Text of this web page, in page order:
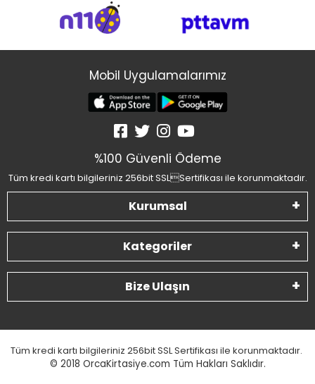
Mobil Uygulamalarımız
%100 Güvenli Ödeme
Tüm kredi kartı bilgileriniz 256bit SSLSertifikası ile korunmaktadır.
Kurumsal
Kategoriler
Bize Ulaşın
Tüm kredi kartı bilgileriniz 256bit SSL Sertifikası ile korunmaktadır.
© 2018 OrcaKirtasiye.com Tüm Hakları Saklıdır.